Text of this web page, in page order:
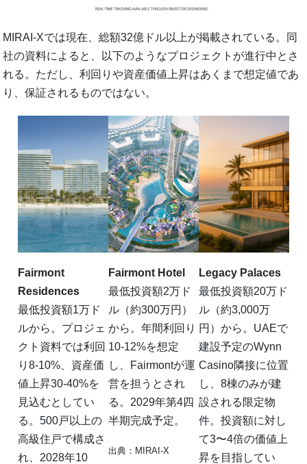
MIRAI-Xでは現在、総額32億ドル以上が掲載されている。同
社の資料によると、以下のようなプロジェクトが進行中とさ
れる。ただし、利回りや資産価値上昇はあくまで想定値であ
り、保証されるものではない。
Fairmont
Residences
最低投資額1万ド
ルから。プロジェ
クト資料では利回
り8-10%、資産価
値上昇30-40%を
見込むとしてい
る。500戸以上の
高級住戸で構成さ
れ、2028年10
Fairmont Hotel
最低投資額2万ド
ル（約300万円）
から。年間利回り
10-12%を想定
し、Fairmontが運
営を担うとされ
る。2029年第4四
半期完成予定。
出典：MIRAI-X
Legacy Palaces
最低投資額20万ド
ル（約3,000万
円）から。UAEで
建設予定のWynn
Casino隣接に位置
し、8棟のみが建
設される限定物
件。投資額に対し
て3〜4倍の価値上
昇を目指してい